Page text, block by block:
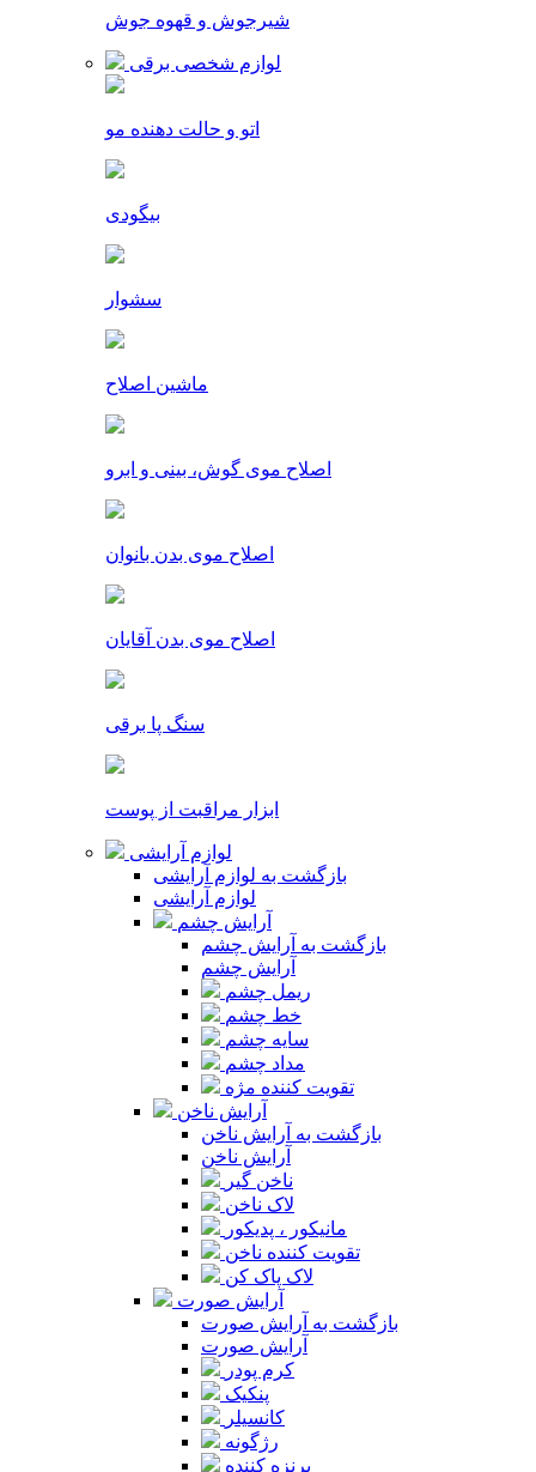
شیرجوش و قهوه جوش
لوازم شخصی برقی
اتو و حالت دهنده مو
بیگودی
سشوار
ماشین اصلاح
اصلاح موی گوش، بینی و ابرو
اصلاح موی بدن بانوان
اصلاح موی بدن آقایان
سنگ پا برقی
ابزار مراقبت از پوست
لوازم آرایشی
بازگشت به لوازم آرایشی
لوازم آرایشی
آرایش چشم
بازگشت به آرایش چشم
آرایش چشم
ریمل چشم
خط چشم
سایه چشم
مداد چشم
تقویت کننده مژه
آرایش ناخن
بازگشت به آرایش ناخن
آرایش ناخن
ناخن گیر
لاک ناخن
مانیکور ، پدیکور
تقویت کننده ناخن
لاک پاک کن
آرایش صورت
بازگشت به آرایش صورت
آرایش صورت
کرم پودر
پنکیک
کانسیلر
رژگونه
برنزه کننده